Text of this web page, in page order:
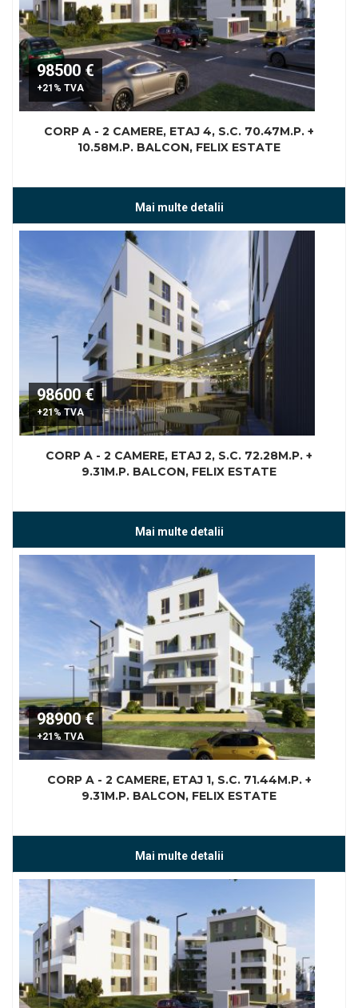
98500 €
+21% TVA
CORP A - 2 CAMERE, ETAJ 4, S.C. 70.47M.P. +
10.58M.P. BALCON, FELIX ESTATE
Mai multe detalii
98600 €
+21% TVA
CORP A - 2 CAMERE, ETAJ 2, S.C. 72.28M.P. +
9.31M.P. BALCON, FELIX ESTATE
Mai multe detalii
98900 €
+21% TVA
CORP A - 2 CAMERE, ETAJ 1, S.C. 71.44M.P. +
9.31M.P. BALCON, FELIX ESTATE
Mai multe detalii